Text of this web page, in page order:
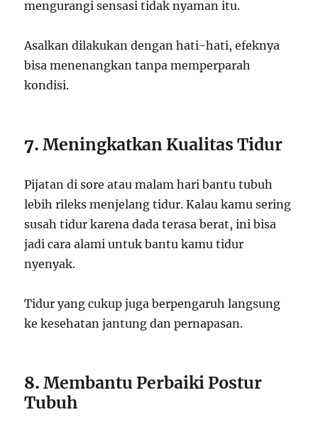
mengurangi sensasi tidak nyaman itu.
Asalkan dilakukan dengan hati-hati, efeknya
bisa menenangkan tanpa memperparah
kondisi.
7.Meningkatkan Kualitas Tidur
Pijatan di sore atau malam hari bantu tubuh
lebih rileks menjelang tidur. Kalau kamu sering
susah tidur karena dada terasa berat, ini bisa
jadi cara alami untuk bantu kamu tidur
nyenyak.
Tidur yang cukup juga berpengaruh langsung
ke kesehatan jantung dan pernapasan.
8.Membantu Perbaiki Postur
Tubuh